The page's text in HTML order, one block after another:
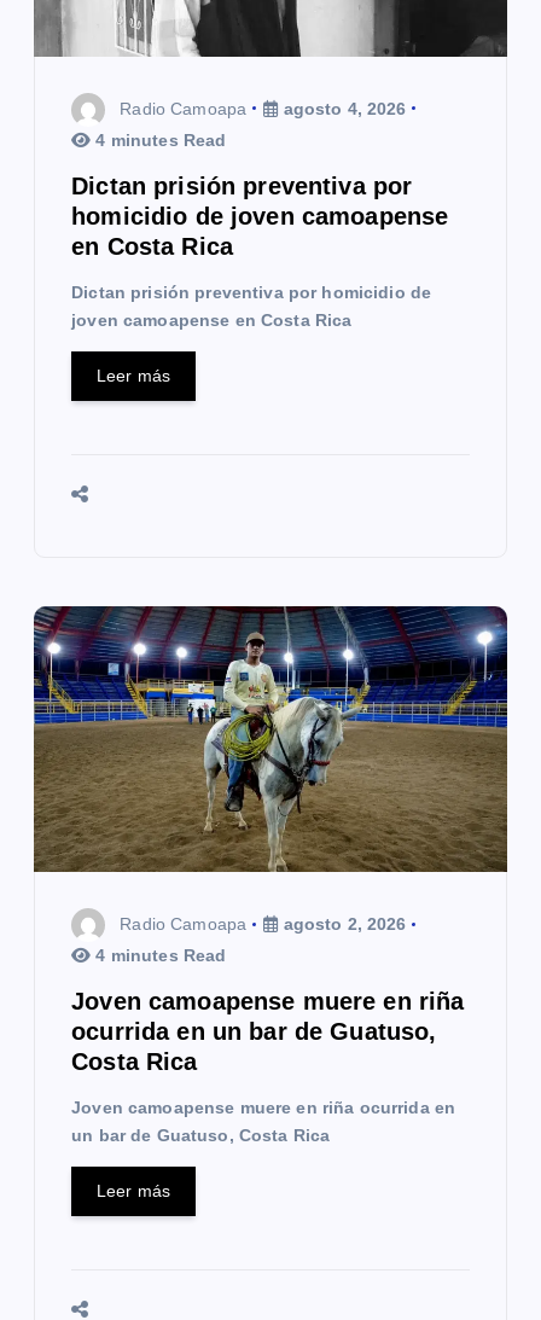
n
Radio Camoapa
agosto 4, 2026
4 minutes Read
Dictan prisión preventiva por
homicidio de joven camoapense
en Costa Rica
Dictan prisión preventiva por homicidio de
joven camoapense en Costa Rica
Leer más
Radio Camoapa
agosto 2, 2026
4 minutes Read
Joven camoapense muere en riña
ocurrida en un bar de Guatuso,
Costa Rica
Joven camoapense muere en riña ocurrida en
un bar de Guatuso, Costa Rica
Leer más